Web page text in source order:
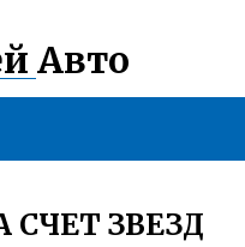
Авто
ЗВЕЗД